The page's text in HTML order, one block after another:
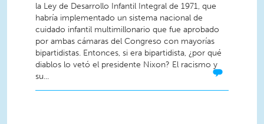
la Ley de Desarrollo Infantil Integral de 1971, que
habría implementado un sistema nacional de
cuidado infantil multimillonario que fue aprobado
por ambas cámaras del Congreso con mayorías
bipartidistas. Entonces, si era bipartidista, ¿por qué
diablos lo vetó el presidente Nixon? El racismo y
su...